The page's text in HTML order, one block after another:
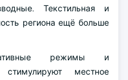
Текстильная и
региона ещё больше
режимы и
стимулируют местное